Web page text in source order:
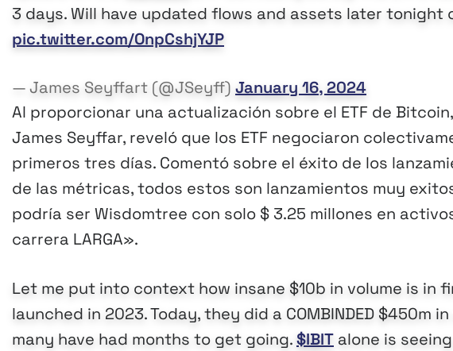
3 days. Will have updated flows and assets later tonight
pic.twitter.com/OnpCshjYJP
— James Seyffart (@JSeyff) January 16, 2024
Al proporcionar una actualización sobre el ETF de
James Seyffar, reveló que los ETF negociaron
primeros tres días. Comentó sobre el éxito de los
de las métricas, todos estos son lanzamientos muy
podría ser Wisdomtree con solo $ 3.25 millones en
carrera LARGA».
Let me put into context how insane $10b in volume is in
launched in 2023. Today, they did a COMBINDED $450m
many have had months to get going.$IBIT alone is